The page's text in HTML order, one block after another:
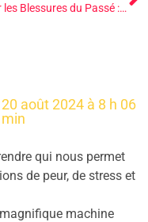
Guérir les Blessures du Passé : Le Rôle du Système Nerveux dans la Libération des Traumas
20 août 2024 à 8 h 06
min
qui nous permet
de peur, de stress et
machine